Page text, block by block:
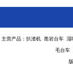
主营产品：扒渣机 凿岩台车
毛台车